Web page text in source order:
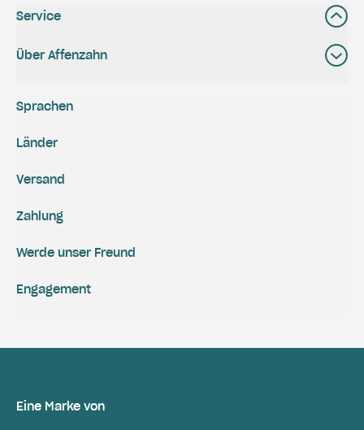
Service
Über Affenzahn
Versand
Zahlung
Engagement
Werde unser Freund
Sprachen
Länder
Eine Marke von